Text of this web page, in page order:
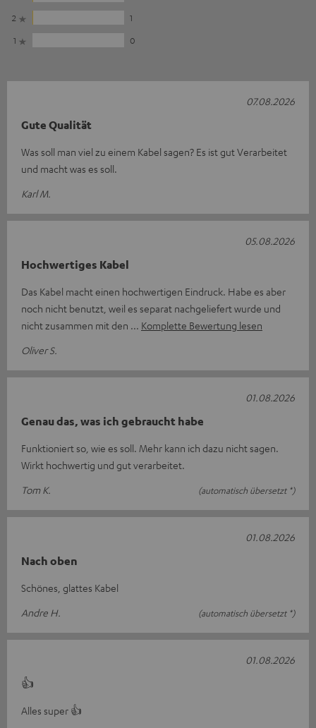
2
1
1
0
Gute Qualität
Was soll man viel zu einem Kabel sagen? Es ist gut Verarbeitet
und macht was es soll.
Karl M.
07.08.2026
Hochwertiges Kabel
Das Kabel macht einen hochwertigen Eindruck. Habe es aber
noch nicht benutzt, weil es separat nachgeliefert wurde und
nicht zusammen mit den
Komplette Bewertung lesen
Oliver S.
05.08.2026
Genau das, was ich gebraucht habe
Funktioniert so, wie es soll. Mehr kann ich dazu nicht sagen.
Wirkt hochwertig und gut verarbeitet.
Tom K.
(automatisch übersetzt *)
01.08.2026
Nach oben
Schönes, glattes Kabel
Andre H.
(automatisch übersetzt *)
01.08.2026
👍
Alles super 👍
01.08.2026